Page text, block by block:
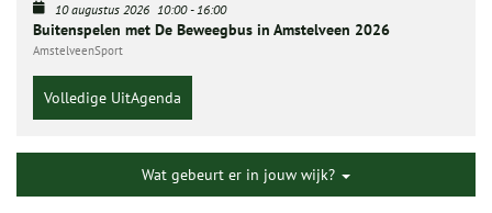
10 augustus 2026 10:00-16:00
Buitenspelen met De Beweegbus in Amstelveen 2026
AmstelveenSport
Volledige UitAgenda
Wat gebeurt er in jouw wijk?